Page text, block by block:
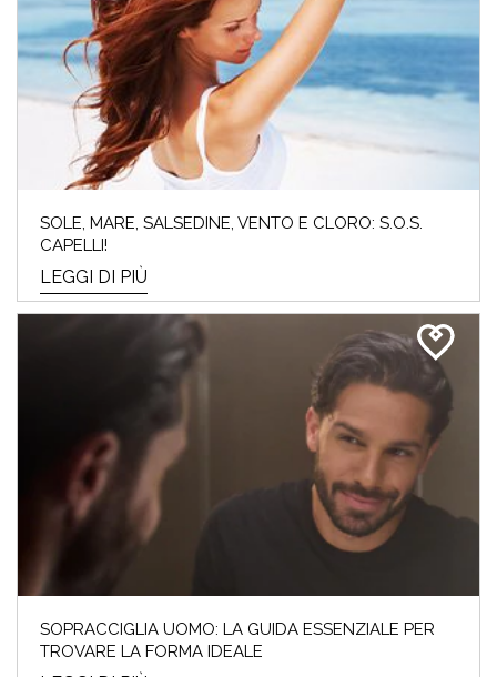
SOLE, MARE, SALSEDINE, VENTO E CLORO: S.O.S.
CAPELLI!
LEGGI DI PIÙ
SOPRACCIGLIA UOMO: LA GUIDA ESSENZIALE PER
TROVARE LA FORMA IDEALE